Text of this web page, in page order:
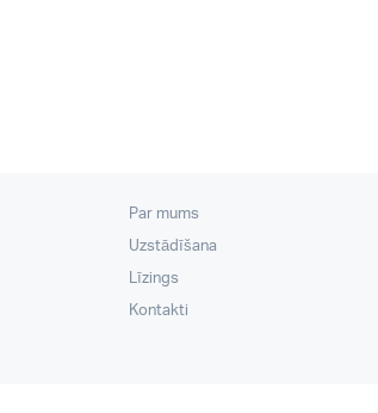
Par mums
Uzstādīšana
Līzings
Kontakti